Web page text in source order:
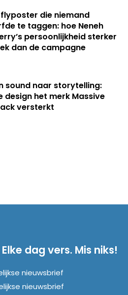
flyposter die niemand
te taggen: hoe Neneh
persoonlijkheid sterker
dan de campagne
sound naar storytelling:
design het merk Massive
versterkt
dag vers. Mis niks!
nieuwsbrief
nieuwsbrief